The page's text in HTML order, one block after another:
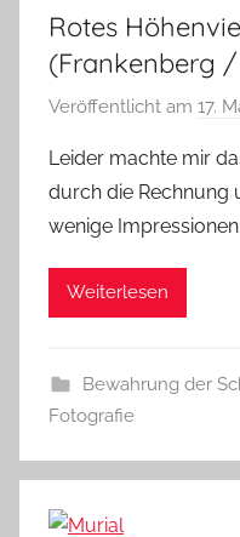
Rotes
(Frankenberg /
Veröffentlicht am 17.
Leider machte mir
durch die Rechnung
wenige
Weiterlesen
Bewahrung der
Fotografie